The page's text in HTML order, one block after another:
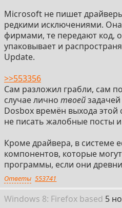
Microsoft не пишет
редкими исключениями.
фирмами, те передают код,
упаковывает и
Update.
>>553356
Сам разложил грабли, сам
случае лично твоей
Dosbox времён выхода этой
не писать жалобные посты
Кроме драйвера, в системе
компонентов, которые
программы, если они
Ответы 553741
Windows 8: Firefox based 42
5